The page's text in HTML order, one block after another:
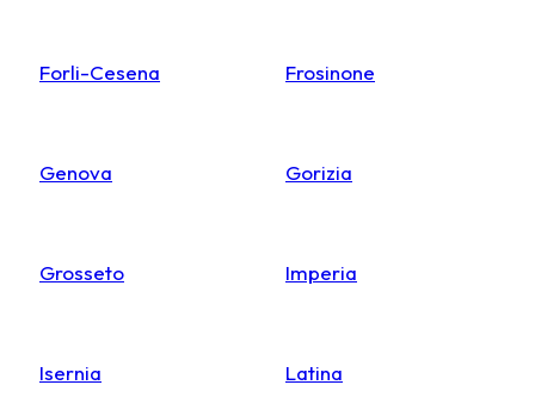
Forli-Cesena Frosinone
Genova Gorizia
Grosseto Imperia
Isernia Latina